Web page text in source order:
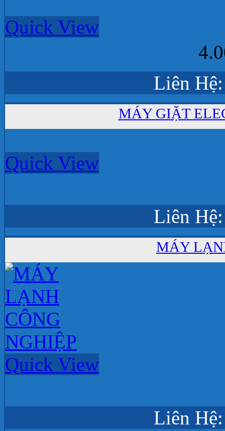
Quick View
Liên
MÁY GIẶT
Quick View
Liên
MÁY
Quick View
Liên